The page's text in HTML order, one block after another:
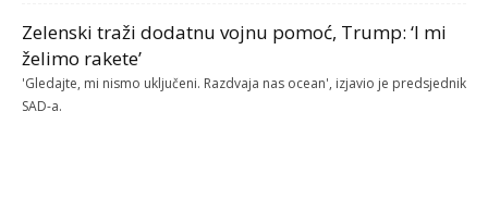
Zelenski traži dodatnu vojnu pomoć, Trump: ‘I mi
želimo rakete’
'Gledajte, mi nismo uključeni. Razdvaja nas ocean', izjavio je predsjednik
SAD-a.